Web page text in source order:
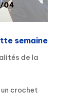
semaine
de la
crochet